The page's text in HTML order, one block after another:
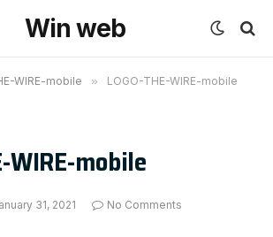
Win web
WIRE-mobile » LOGO-THE-WIRE-mobile
WIRE-mobile
31, 2021
No Comments